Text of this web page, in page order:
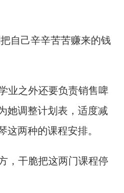
自己辛辛苦苦赚来的钱
业之外还要负责销售啤
她调整计划表，适度减
这两种的课程安排。
，干脆把这两门课程停